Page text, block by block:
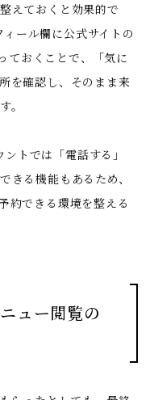
えておくと効果的で
ール欄に公式サイトの
おくことで、「気に
を確認し、そのまま来
。
トでは「電話する」
きる機能もあるため、
約できる環境を整える
ュー閲覧の